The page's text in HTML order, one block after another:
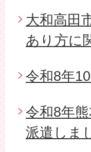
大和高田
あり方に
令和8年
令和8年
派遣しま